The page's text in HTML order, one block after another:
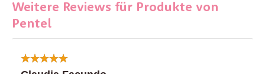
Weitere Reviews für Produkte von
Pentel